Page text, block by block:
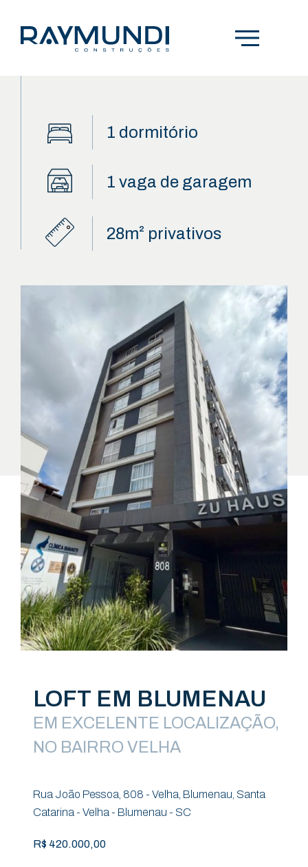
HOME
EMPREENDIMENTOS
OPORTUNIDADES
BLOG
POLÍTICA DE PRIVACIDADE
(47) 3222-1200
1 dormitório
1 vaga de garagem
28m² privativos
LOFT EM BLUMENAU
EM EXCELENTE LOCALIZAÇÃO,
NO BAIRRO VELHA
Rua João Pessoa, 808 - Velha, Blumenau, Santa
Catarina - Velha - Blumenau - SC
R$ 420.000,00